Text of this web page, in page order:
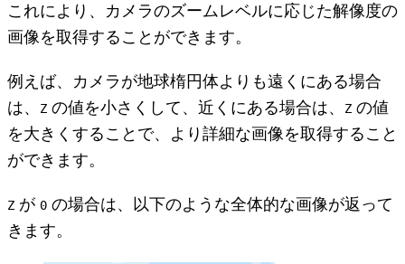
これにより、カメラのズームレベルに応じた解像度の
画像を取得することができます。
例えば、カメラが地球楕円体よりも遠くにある場合
は、
Z の値を小さくして、近くにある場合は、 Z の値
を大きくすることで、より詳細な画像を取得すること
ができます。
Z が 0 の場合は、以下のような全体的な画像が返って
きます。